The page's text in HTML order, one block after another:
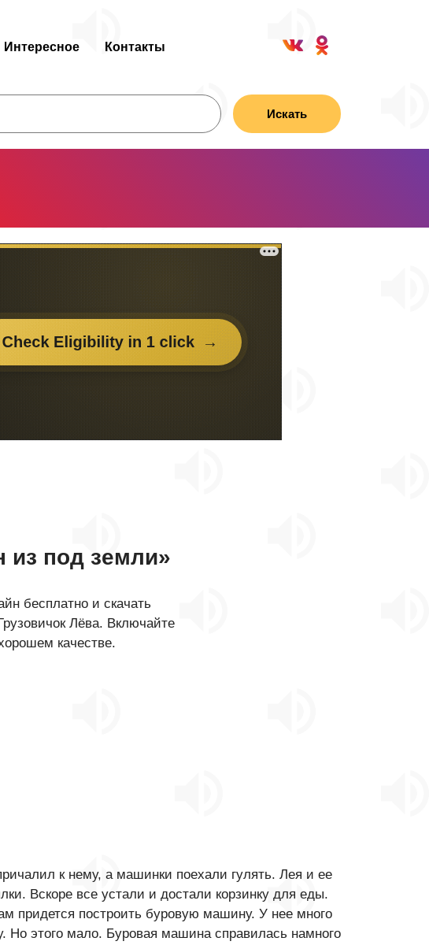
Интересное Контакты
Искать
из под земли»
бесплатно и скачать
Лёва. Включайте
качестве.
к нему, а машинки поехали гулять. Лея и ее
Вскоре все устали и достали корзинку для еды.
построить буровую машину. У нее много
этого мало. Буровая машина справилась намного